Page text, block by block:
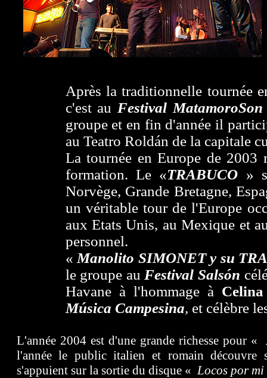
Après la traditionnelle tournée
c'est au Festival MatamoroSon
groupe et en fin d'année il
au Teatro Roldán de la capitale
La tournée en Europe de 2003
formation. Le «TRABUCO »
Norvège, Grande Bretagne,
un véritable tour de l'Europe
aux Etats Unis, au Mexique et
personnel.
« Manolito SIMONET y su
le groupe au Festival Salsón
Havane à l'hommage à
Música Campesina, et célèbre
L'année 2004 est d'une grande richesse pour «
l'année le public italien et romain découvre
s'appuient sur la sortie du disque «Locos por